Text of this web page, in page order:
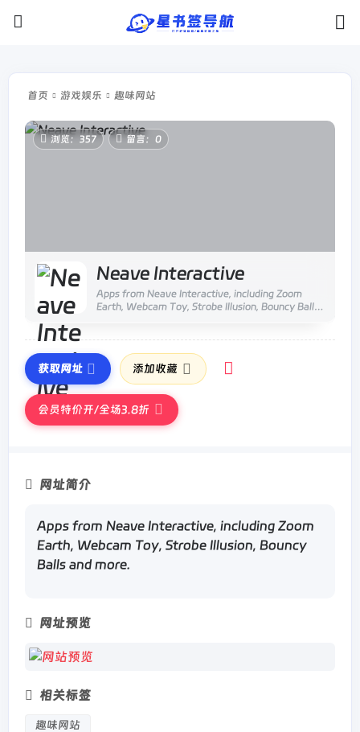
首页 游戏娱乐 趣味网站
浏览：357 留言：0
Neave Interactive
Apps from Neave Interactive, including Zoom
Earth, Webcam Toy, Strobe Illusion, Bouncy Balls
获取网址 添加收藏
会员特价开/全场3.8折
网址简介
Apps from Neave Interactive, including Zoom
Earth, Webcam Toy, Strobe Illusion, Bouncy
Balls and more.
网址预览
相关标签
趣味网站